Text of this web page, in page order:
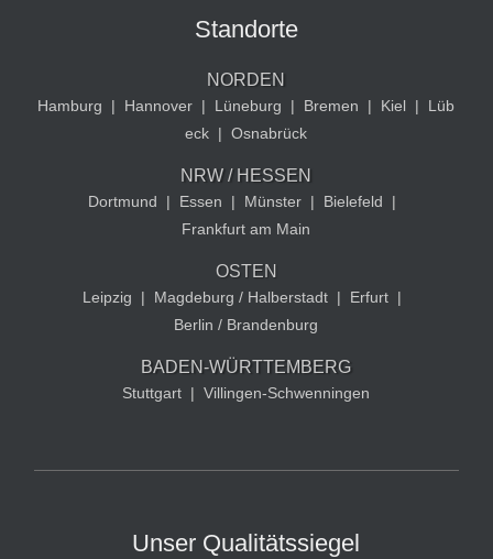
Standorte
NORDEN
Hamburg | Hannover | Lüneburg | Bremen | Kiel |
Lüb
eck | Osnabrück
NRW / HESSEN
Dortmund | Essen | Münster | Bielefeld
|
Frankfurt am Main
OSTEN
Leipzig | Magdeburg / Halberstadt | Erfurt |
Berlin / Brandenburg
BADEN-WÜRTTEMBERG
Stuttgart | Villingen-Schwenningen
Unser Qualitätssiegel